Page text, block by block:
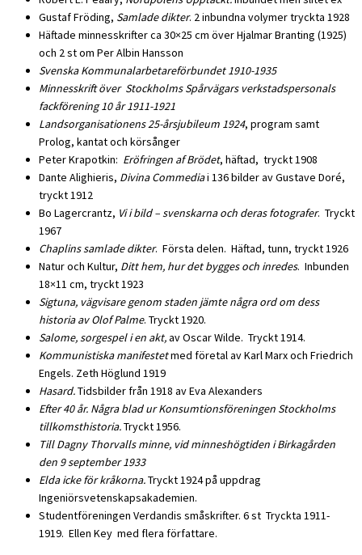
Gustaf Fröding, Samlade dikter. 2 inbundna volymer tryckta 1928
Häftade minnesskrifter ca 30×25 cm över Hjalmar Branting (1925)
och 2 st om Per Albin Hansson
Svenska Kommunalarbetareförbundet 1910-1935
Minnesskrift över Stockholms Spårvägars verkstadspersonals
fackförening 10 år 1911-1921
Landsorganisationens 25-årsjubileum 1924, program samt
Prolog, kantat och körsånger
Peter Krapotkin: Eröfringen af Brödet, häftad, tryckt 1908
Dante Alighieris, Divina Commediai 136 bilder av Gustave Doré,
tryckt 1912
Bo Lagercrantz, Vi i bild – svenskarna och deras fotografer. Tryckt
1967
Chaplins samlade dikter. Första delen. Häftad, tunn, tryckt 1926
Natur och Kultur, Ditt hem, hur det bygges och inredes. Inbunden
18×11 cm, tryckt 1923
Sigtuna, vägvisare genom staden jämte några ord om dess
historia av Olof Palme. Tryckt 1920.
Salome, sorgespel i en akt,av Oscar Wilde. Tryckt 1914.
Kommunistiska manifestetmed företal av Karl Marx och Friedrich
Engels. Zeth Höglund 1919
Hasard.Tidsbilder från 1918 av Eva Alexanders
Efter 40 år. Några blad ur Konsumtionsföreningen Stockholms
tillkomsthistoria.Tryckt 1956.
Till Dagny Thorvalls minne, vid minneshögtiden i Birkagården
den 9 september 1933
Elda icke för kråkorna.Tryckt 1924 på uppdrag
Ingeniörsvetenskapsakademien.
Studentföreningen Verdandis småskrifter. 6 st Tryckta 1911-
1919. Ellen Key med flera författare.